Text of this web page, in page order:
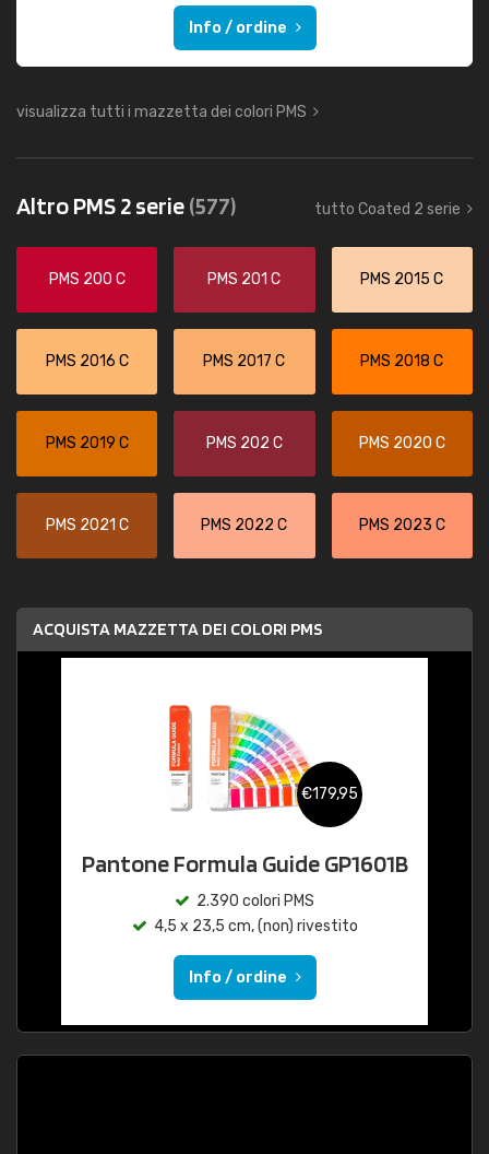
Info / ordine
visualizza tutti i mazzetta dei colori PMS
Altro PMS 2 serie(577) tutto Coated 2 serie
PMS 200 C PMS 201 C PMS 2015 C
PMS 2016 C PMS 2017 C PMS 2018 C
PMS 2019 C PMS 202 C PMS 2020 C
PMS 2021 C PMS 2022 C PMS 2023 C
ACQUISTA MAZZETTA DEI COLORI PMS
€179,95
Pantone Formula Guide GP1601B
2.390 colori PMS
4,5 x 23,5 cm, (non) rivestito
Info / ordine